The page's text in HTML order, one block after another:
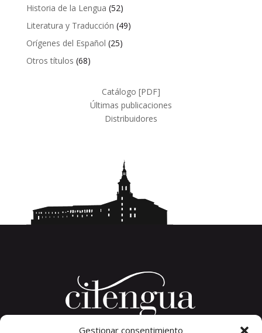
Gestionar consentimiento
Historia de la Lengua 5252
productos
Literatura y Traducción 4949
Orígenes del Español 2525
Otros títulos 6868
Catálogo [PDF]
Últimas publicaciones
Distribuidores